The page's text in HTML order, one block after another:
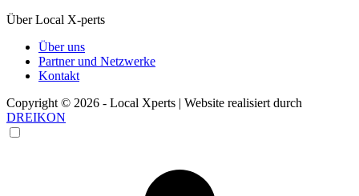
Über Local X-perts
Über uns
Partner und Netzwerke
Kontakt
Copyright © 2026 - Local Xperts | Website realisiert durch
DREIKON